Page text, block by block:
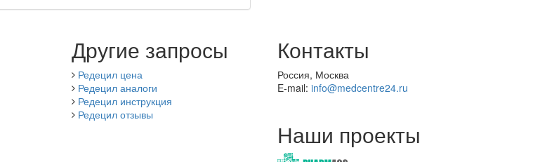
Другие запросы
Редецил цена
Редецил аналоги
Редецил инструкция
Редецил отзывы
Контакты
Россия, Москва
E-mail: info@medcentre24.ru
Наши проекты